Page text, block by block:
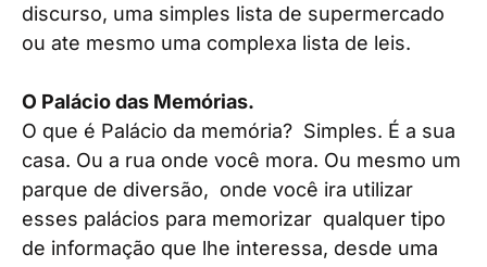
discurso, uma simples lista de supermercado
ou ate mesmo uma complexa lista de leis.
O Palácio das Memórias.
O que é Palácio da memória? Simples. É a sua
casa. Ou a rua onde você mora. Ou mesmo um
parque de diversão, onde você ira utilizar
esses palácios para memorizar qualquer tipo
de informação que lhe interessa, desde uma